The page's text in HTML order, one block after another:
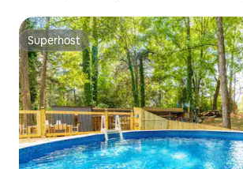
Superhost
Superhost